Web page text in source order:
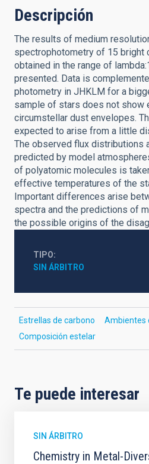
Descripción
The results of medium
spectrophotometry of 15 bright
obtained in the range of
presented. Data is
photometry in JHKLM for a
sample of stars does not show
circumstellar dust envelopes.
expected to arise from a little
The observed flux distributions
predicted by model
of polyatomic molecules is
effective temperatures of the
Important differences arise
spectra and the predictions of
the possible origins of the
TIPO
SIN ÁRBITRO
Estrellas de carbono
Ambientes
Composición estelar
Te puede interesar
SIN ÁRBITRO
Chemistry in Metal-